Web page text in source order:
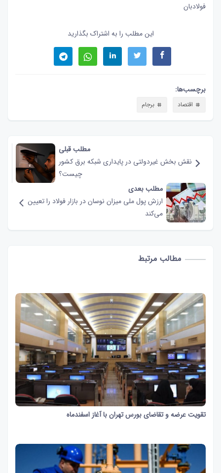
فولادبان
این مطلب را به اشتراک بگذارید
برچسب‌ها:
اقتصاد برجام
مطلب قبلی
نقش‌ بخش غیردولتی در پایداری شبکه برق کشور
چیست؟
مطلب بعدی
ارزش پول ملی میزان نوسان در بازار فولاد را تعیین
می‌کند
مطالب مرتبط
52 ثانیه
391
تقویت عرضه و تقاضای بورس تهران با آغاز اسفندماه